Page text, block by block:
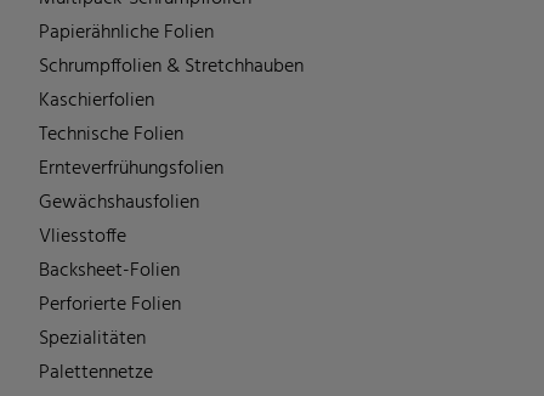
Papierähnliche Folien
Schrumpffolien & Stretchhauben
Kaschierfolien
Technische Folien
Ernteverfrühungsfolien
Gewächshausfolien
Vliesstoffe
Backsheet-Folien
Perforierte Folien
Spezialitäten
Palettennetze